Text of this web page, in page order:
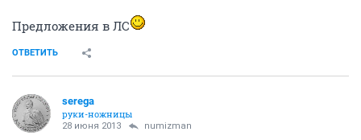
Предложения в ЛС
ОТВЕТИТЬ
serega
руки-ножницы
28 июня 2013 numizman